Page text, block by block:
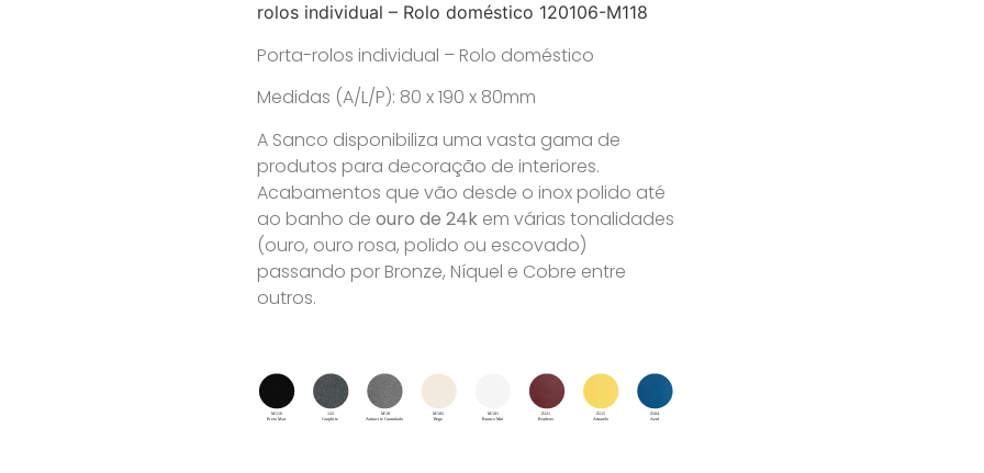
rolos individual – Rolo doméstico 120106-M118
Porta-rolos individual – Rolo doméstico
Medidas (A/L/P): 80 x 190 x 80mm
A Sanco disponibiliza uma vasta gama de
produtos para decoração de interiores.
Acabamentos que vão desde o inox polido até
ao banho de ouro de 24kem várias tonalidades
(ouro, ouro rosa, polido ou escovado)
passando por Bronze, Níquel e Cobre entre
outros.